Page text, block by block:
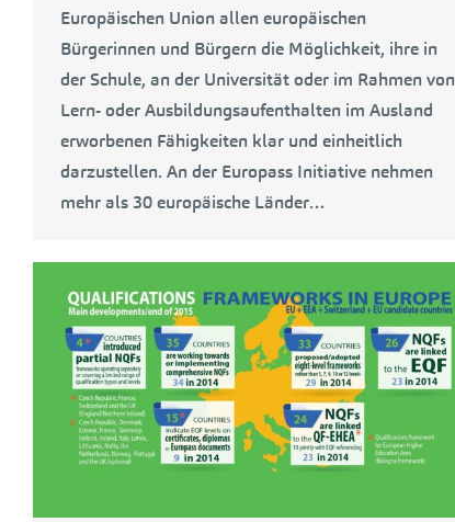
Europäischen Union allen europäischen
Bürgerinnen und Bürgern die Möglichkeit, ihre in
der Schule, an der Universität oder im Rahmen von
Lern- oder Ausbildungsaufenthalten im Ausland
erworbenen Fähigkeiten klar und einheitlich
darzustellen. An der Europass Initiative nehmen
mehr als 30 europäische Länder…